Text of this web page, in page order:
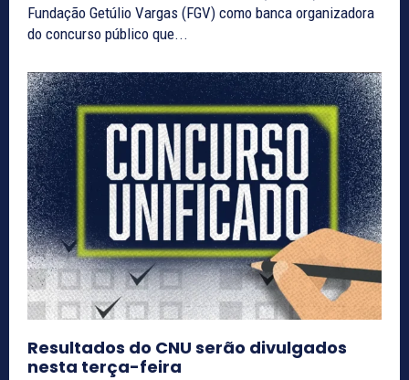
Fundação Getúlio Vargas (FGV) como banca organizadora
do concurso público que...
Resultados do CNU serão divulgados
nesta terça-feira